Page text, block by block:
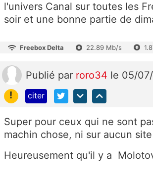
l'univers Canal sur toutes les
soir et une bonne partie de
Freebox Delta 22.89 Mb/s
Publié par roro34 le 05/
!
citer
Super pour ceux qui ne sont
machin chose, ni sur aucun
Heureusement qu'il y a